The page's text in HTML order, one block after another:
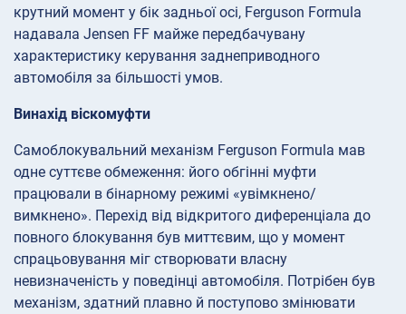
крутний момент у бік задньої осі, Ferguson Formula
надавала Jensen FF майже передбачувану
характеристику керування заднеприводного
автомобіля за більшості умов.
Винахід віскомуфти
Самоблокувальний механізм Ferguson Formula мав
одне суттєве обмеження: його обгінні муфти
працювали в бінарному режимі «увімкнено/
вимкнено». Перехід від відкритого диференціала до
повного блокування був миттєвим, що у момент
спрацьовування міг створювати власну
невизначеність у поведінці автомобіля. Потрібен був
механізм, здатний плавно й поступово змінювати